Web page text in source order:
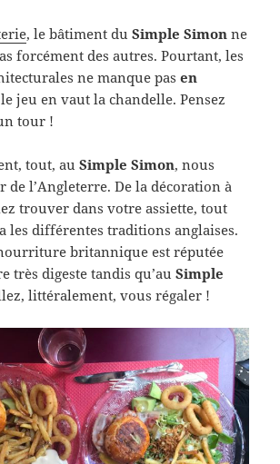
, le bâtiment duSimple Simon ne
forcément des autres. Pourtant, les
ne manque pasen
jeu en vaut la chandelle. Pensez
tour !
tout, auSimple Simon, nous
l’Angleterre. De la décoration à
trouver dans votre assiette, tout
les différentes traditions anglaises.
britannique est réputée
très digeste tandis qu’auSimple
littéralement, vous régaler !